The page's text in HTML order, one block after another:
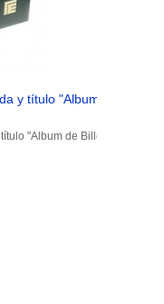
y título "Album de
"Album de Billetes España"